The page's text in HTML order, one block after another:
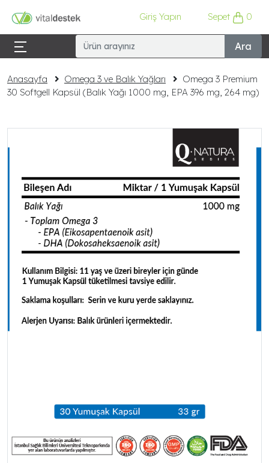
Giriş Yapın Sepet 0
Ara
Anasayfa Omega 3 ve Balık Yağları
Omega 3 Premium
30 Softgell Kapsül (Balık Yağı 1000 mg, EPA 396 mg, 264 mg)